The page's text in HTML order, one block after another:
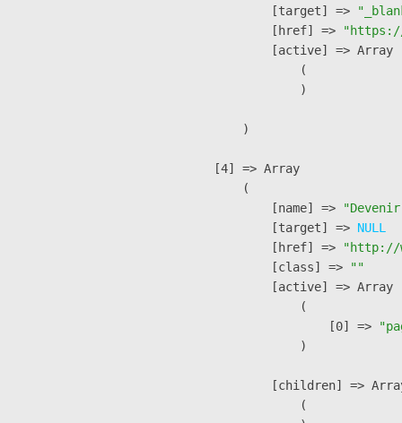
            [target] =>
            [href] =>
"https://
            [active] => Array
                (
                )
        )
    [4] => Array
        (
            [name] =>
"Devenir
            [target] =>
NULL
            [href] =>
"http://
            [class] =>
""
            [active] => Array
                (
                    [0] =>
                )
[children] =>
                (